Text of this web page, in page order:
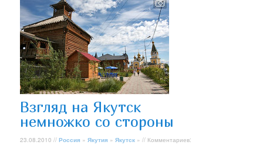
Взгляд на Якутск
немножко со стороны
23.08.2010 //Россия »Якутия »Якутск » // Комментариев: